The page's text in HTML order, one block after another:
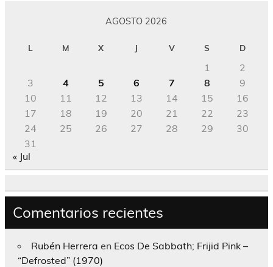
AGOSTO 2026
L M X J V S D
1
2
3
4 5 6 7 8
9
10
11 12 13 14 15
16
17
18 19 20 21 22
23
24
25 26 27 28 29
30
31
« Jul
Comentarios recientes
Rubén Herrera en Ecos De Sabbath; Frijid Pink –
“Defrosted” (1970)